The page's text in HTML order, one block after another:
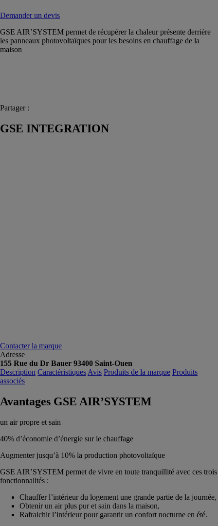
Demander un devis
GSE AIR’SYSTEM permet de récupérer la chaleur présente derrière
les panneaux photovoltaïques pour les besoins en chauffage de la
maison
Partager :
GSE INTEGRATION
Contacter la marque
Adresse
155 Rue du Dr Bauer 93400 Saint-Ouen
Description Caractéristiques Avis Produits de la marque Produits
associés
Avantages GSE AIR’SYSTEM
un air propre et sain
40% d’économie d’énergie sur le chauffage
Augmenter jusqu’à 10% la production photovoltaïque
GSE AIR’SYSTEM permet de vivre en toute tranquillité avec ces trois
fonctionnalités :
Chauffer l’intérieur du logement une grande partie de la journée,
Obtenir un air plus pur et sain dans la maison,
Rafraichir l’intérieur pour garantir un confort nocturne en été.